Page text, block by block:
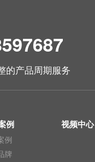
的产品周期服务
例
例
牌
视频中心